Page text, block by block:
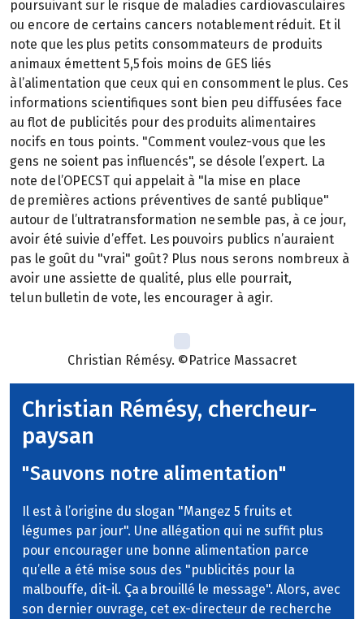
poursuivant sur le risque de maladies cardiovasculaires
ou encore de certains cancers notablement réduit. Et il
note que les plus petits consommateurs de produits
animaux émettent 5,5 fois moins de GES liés
à l’alimentation que ceux qui en consomment le plus. Ces
informations scientifiques sont bien peu diffusées face
au flot de publicités pour des produits alimentaires
nocifs en tous points. "Comment voulez-vous que les
gens ne soient pas influencés", se désole l’expert. La
note de l’OPECST qui appelait à "la mise en place
de premières actions préventives de santé publique"
autour de l’ultratransformation ne semble pas, à ce jour,
avoir été suivie d’effet. Les pouvoirs publics n’auraient
pas le goût du "vrai" goût ? Plus nous serons nombreux à
avoir une assiette de qualité, plus elle pourrait,
tel un bulletin de vote, les encourager à agir.
Christian Rémésy. ©Patrice Massacret
Christian Rémésy, chercheur-
paysan
"Sauvons notre alimentation"
Il est à l’origine du slogan "Mangez 5 fruits et
légumes par jour". Une allégation qui ne suffit plus
pour encourager une bonne alimentation parce
qu’elle a été mise sous des "publicités pour la
malbouffe, dit-il. Ça a brouillé le message". Alors, avec
son dernier ouvrage, cet ex-directeur de recherche